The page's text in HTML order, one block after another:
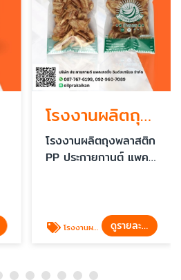
โรงงานผลิตถุงพลาสติก PP
โรงงานผลิตถุงพลาสติก
PP ประกายกานต์ แพค
โรงงานผลิตถุงพลาสติก PP ดูรายละเอียด